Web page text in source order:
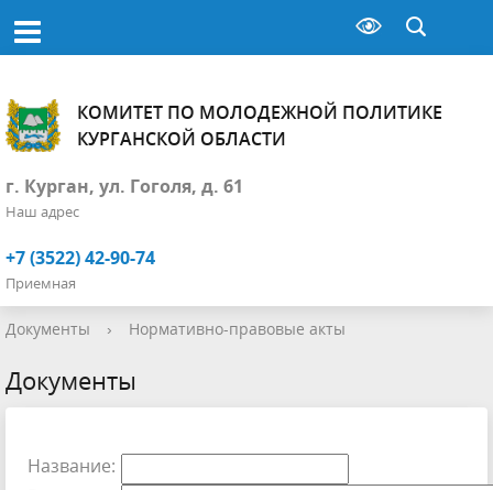
КОМИТЕТ ПО МОЛОДЕЖНОЙ ПОЛИТИКЕ
КУРГАНСКОЙ ОБЛАСТИ
г. Курган, ул. Гоголя, д. 61
Наш адрес
+7 (3522) 42-90-74
Приемная
Документы › Нормативно-правовые акты
Документы
Название: